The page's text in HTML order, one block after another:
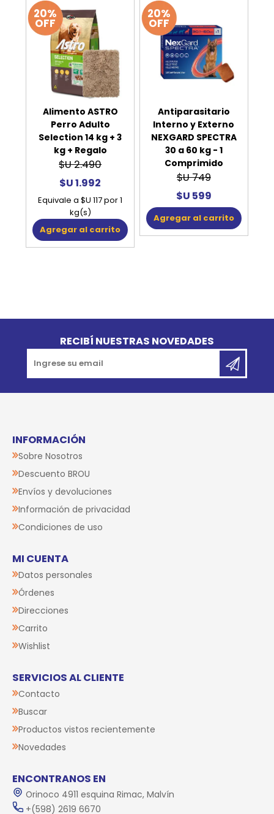
20%
OFF
Alimento ASTRO
Perro Adulto
Selection 14 kg + 3
kg + Regalo
$U 2.490
$U 1.992
Equivale a $U 117 por 1
kg(s)
Agregar al carrito
20%
OFF
Antiparasitario
Interno y Externo
NEXGARD SPECTRA
30 a 60 kg - 1
Comprimido
$U 749
$U 599
Agregar al carrito
RECIBÍ NUESTRAS NOVEDADES
INFORMACIÓN
Sobre Nosotros
Descuento BROU
Envíos y devoluciones
Información de privacidad
Condiciones de uso
MI CUENTA
Datos personales
Órdenes
Direcciones
Carrito
Wishlist
SERVICIOS AL CLIENTE
Contacto
Buscar
Productos vistos recientemente
Novedades
ENCONTRANOS EN
Orinoco 4911 esquina Rimac, Malvín
+(598) 2619 6670